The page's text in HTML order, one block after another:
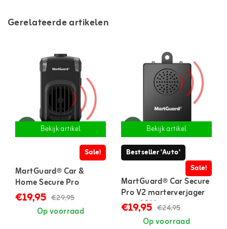
Gerelateerde artikelen
Bekijk artikel
Sale!
MartGuard® Car &
Home Secure Pro
marterverjager voor in
auto en huis
€19,95 €29,95
Op voorraad
Bekijk artikel
Bestseller 'Auto'
Sale!
MartGuard® Car Secure
Pro V2 marterverjager
auto 12 V
€19,95 €24,95
Op voorraad